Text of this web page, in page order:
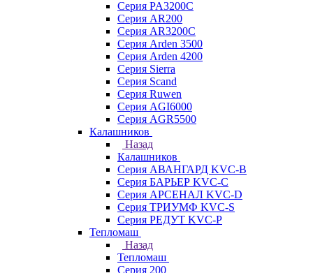
Серия PA3200C
Серия AR200
Серия AR3200C
Серия Arden 3500
Серия Arden 4200
Серия Sierra
Серия Scand
Серия Ruwen
Серия AGI6000
Серия AGR5500
Калашников
Назад
Калашников
Серия АВАНГАРД KVC-B
Серия БАРЬЕР KVC-C
Серия АРСЕНАЛ KVC-D
Серия ТРИУМФ KVC-S
Серия РЕДУТ KVC-P
Тепломаш
Назад
Тепломаш
Серия 200